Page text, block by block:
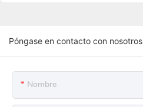
Póngase en contacto con nosotros
Nombre